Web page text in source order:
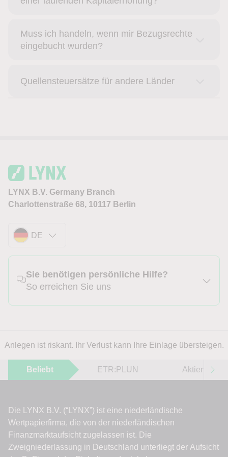
Muss ich handeln, wenn mir Bezugsrechte
eingebucht wurden?
Quellensteuersätze für andere Länder
LYNX B.V. Germany Branch
Charlottenstraße 68, 10117 Berlin
DE
Sie benötigen persönliche Hilfe?
So erreichen Sie uns
Anlegen ist riskant. Ihr Verlust kann Ihre Einlage übersteigen.
Beliebt ETR:PLUN Aktien im